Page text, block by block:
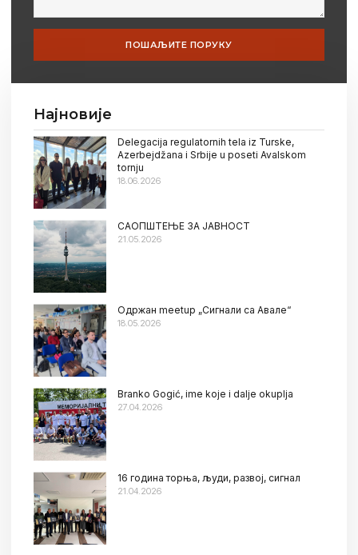
ПОШАЉИТЕ ПОРУКУ
Најновије
Delegacija regulatornih tela iz Turske,
Azerbejdžana i Srbije u poseti Avalskom
tornju
18.06.2026
САОПШТЕЊЕ ЗА ЈАВНОСТ
21.05.2026
Oдржан meetup „Сигнали са Авале“
18.05.2026
Branko Gogić, ime koje i dalje okuplja
27.04.2026
16 година торња, људи, развој, сигнал
21.04.2026